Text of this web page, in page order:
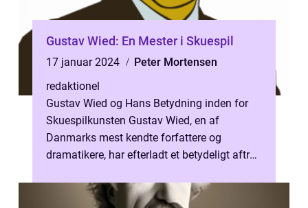
Gustav Wied: En Mester i Skuespil
17 januar 2024
Peter Mortensen
redaktionel
Gustav Wied og Hans Betydning inden for
Skuespilkunsten Gustav Wied, en af
Danmarks mest kendte forfattere og
dramatikere, har efterladt et betydeligt aftryk